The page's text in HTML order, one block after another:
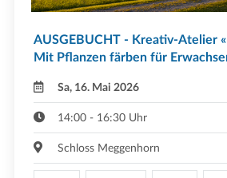
AUSGEBUCHT - Kreativ-Atelier
Mit Pflanzen färben für
Sa, 16. Mai 2026
14:00 - 16:30 Uhr
Schloss Meggenhorn